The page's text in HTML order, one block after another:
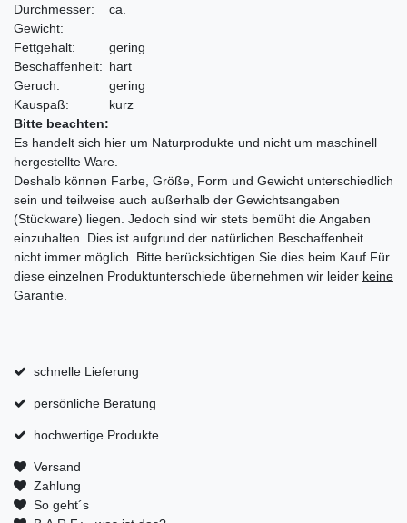
Durchmesser:
ca.
Gewicht:
Fettgehalt:
gering
Beschaffenheit: hart
Geruch:
gering
Kauspaß:
kurz
Bitte beachten:
Es handelt sich hier um Naturprodukte und nicht um maschinell
hergestellte Ware.
Deshalb können Farbe, Größe, Form und Gewicht unterschiedlich
sein und teilweise auch außerhalb der Gewichtsangaben
(Stückware) liegen. Jedoch sind wir stets bemüht die Angaben
einzuhalten. Dies ist aufgrund der natürlichen Beschaffenheit
nicht immer möglich. Bitte berücksichtigen Sie dies beim Kauf.Für
diese einzelnen Produktunterschiede übernehmen wir leider keine
Garantie.
schnelle Lieferung
persönliche Beratung
hochwertige Produkte
Versand
Zahlung
So geht´s